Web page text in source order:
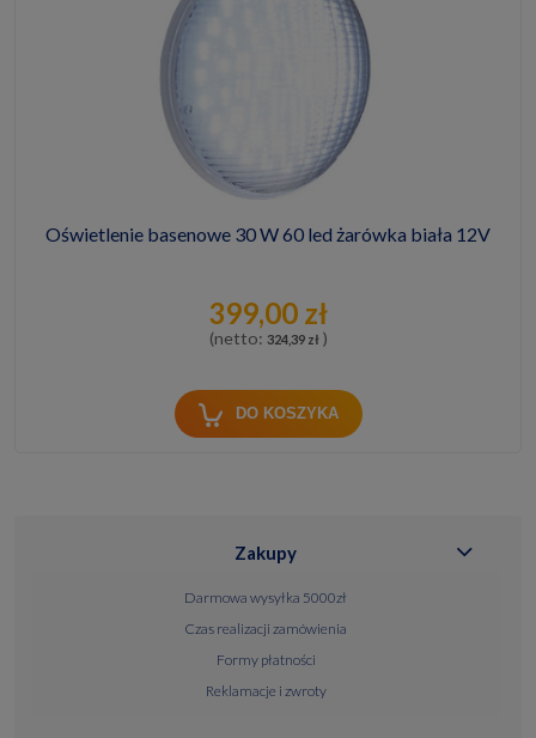
Oświetlenie basenowe 30 W 60 led żarówka biała 12V
399,00 zł
(netto: 324,39 zł )
DO KOSZYKA
Zakupy
Darmowa wysyłka 5000zł
Czas realizacji zamówienia
Formy płatności
Reklamacje i zwroty